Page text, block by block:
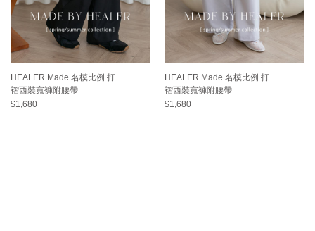
HEALER Made 名模比例 打
褶西裝寬褲附腰帶
$1,680
HEALER Made 名模比例 打
褶西裝寬褲附腰帶
$1,680